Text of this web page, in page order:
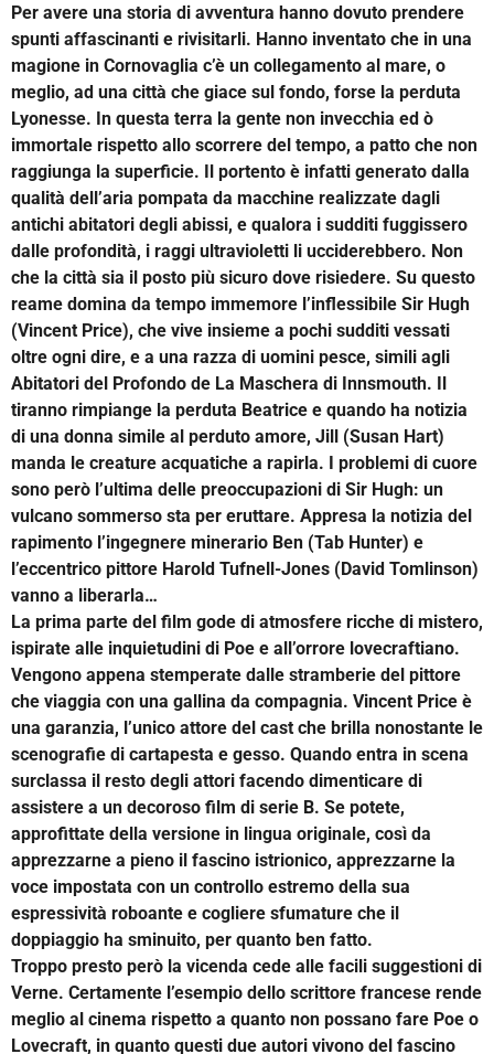
Per avere una storia di avventura hanno dovuto prendere
spunti affascinanti e rivisitarli. Hanno inventato che in una
magione in Cornovaglia c’è un collegamento al mare, o
meglio, ad una città che giace sul fondo, forse la perduta
Lyonesse. In questa terra la gente non invecchia ed ò
immortale rispetto allo scorrere del tempo, a patto che non
raggiunga la superficie. Il portento è infatti generato dalla
qualità dell’aria pompata da macchine realizzate dagli
antichi abitatori degli abissi, e qualora i sudditi fuggissero
dalle profondità, i raggi ultravioletti li ucciderebbero. Non
che la città sia il posto più sicuro dove risiedere. Su questo
reame domina da tempo immemore l’inflessibile Sir Hugh
(Vincent Price), che vive insieme a pochi sudditi vessati
oltre ogni dire, e a una razza di uomini pesce, simili agli
Abitatori del Profondo de La Maschera di Innsmouth. Il
tiranno rimpiange la perduta Beatrice e quando ha notizia
di una donna simile al perduto amore, Jill (Susan Hart)
manda le creature acquatiche a rapirla. I problemi di cuore
sono però l’ultima delle preoccupazioni di Sir Hugh: un
vulcano sommerso sta per eruttare. Appresa la notizia del
rapimento l’ingegnere minerario Ben (Tab Hunter) e
l’eccentrico pittore Harold Tufnell-Jones (David Tomlinson)
vanno a liberarla…
La prima parte del film gode di atmosfere ricche di mistero,
ispirate alle inquietudini di Poe e all’orrore lovecraftiano.
Vengono appena stemperate dalle stramberie del pittore
che viaggia con una gallina da compagnia. Vincent Price è
una garanzia, l’unico attore del cast che brilla nonostante le
scenografie di cartapesta e gesso. Quando entra in scena
surclassa il resto degli attori facendo dimenticare di
assistere a un decoroso film di serie B. Se potete,
approfittate della versione in lingua originale, così da
apprezzarne a pieno il fascino istrionico, apprezzarne la
voce impostata con un controllo estremo della sua
espressività roboante e cogliere sfumature che il
doppiaggio ha sminuito, per quanto ben fatto.
Troppo presto però la vicenda cede alle facili suggestioni di
Verne. Certamente l’esempio dello scrittore francese rende
meglio al cinema rispetto a quanto non possano fare Poe o
Lovecraft, in quanto questi due autori vivono del fascino